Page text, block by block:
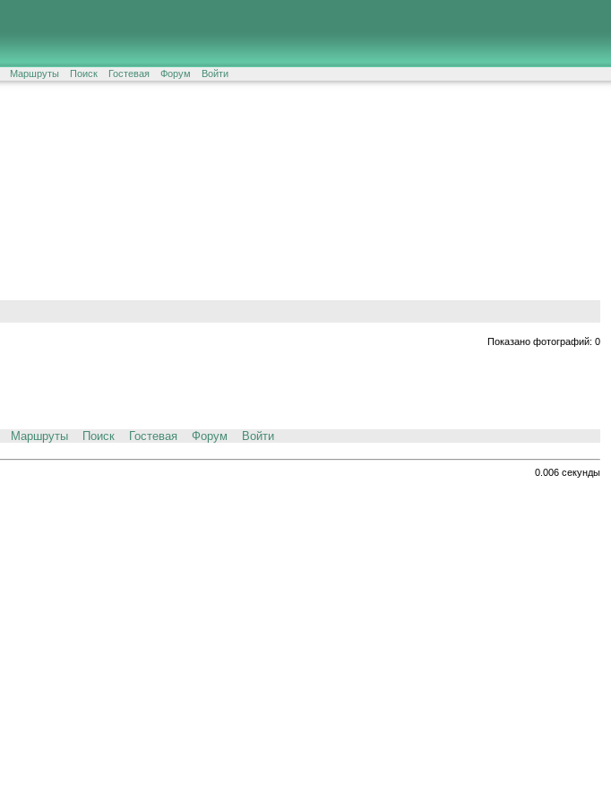
Маршруты Поиск Гостевая Форум Войти
Показано фотографий: 0
Маршруты Поиск Гостевая Форум Войти
0.006 секунды